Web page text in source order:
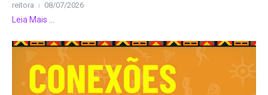
reitora 08/07/2026
Leia Mais ...